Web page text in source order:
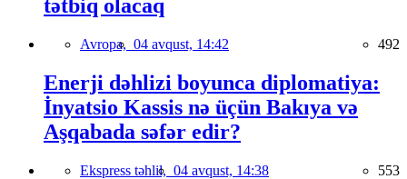
tətbiq olacaq
Avropa, 04 avqust, 14:42 492
Enerji dəhlizi boyunca diplomatiya:
İnyatsio Kassis nə üçün Bakıya və
Aşqabada səfər edir?
Ekspress təhlil, 04 avqust, 14:38 553